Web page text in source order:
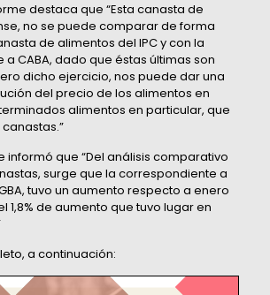
destaca que “Esta canasta de
no se puede comparar de forma
de alimentos del IPC y con la
CABA, dado que éstas últimas son
dicho ejercicio, nos puede dar una
del precio de los alimentos en
alimentos en particular, que
informó que “Del análisis comparativo
surge que la correspondiente a
tuvo un aumento respecto a enero
1,8% de aumento que tuvo lugar en
a continuación: